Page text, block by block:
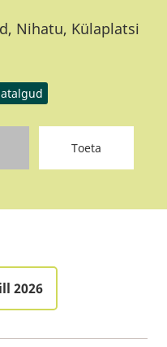
Nihatu, Külaplatsi
Toeta
2026